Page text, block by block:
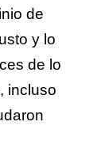
de
y lo
de lo
incluso